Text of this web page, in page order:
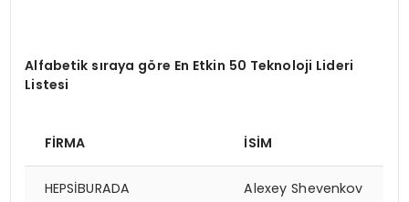
Alfabetik sıraya göre En Etkin 50 Teknoloji Lideri
Listesi
FİRMA İSİM
HEPSİBURADA Alexey Shevenkov